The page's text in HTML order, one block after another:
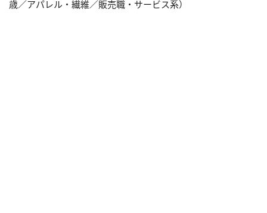
歳／アパレル・繊維／販売職・サービス系）